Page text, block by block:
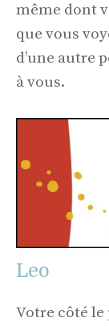
même dont
que vous
d’une autre
à vous.
Leo
Votre côté